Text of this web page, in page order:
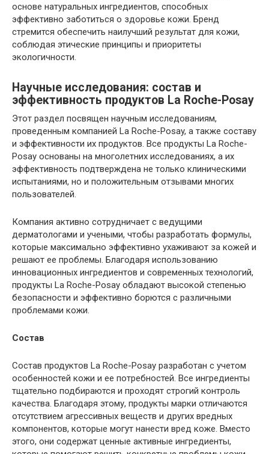
основе натуральных ингредиентов, способных
эффективно заботиться о здоровье кожи. Бренд
стремится обеспечить наилучший результат для кожи,
соблюдая этические принципы и приоритеты
экологичности.
Научные исследования: состав и
эффективность продуктов La Roche-Posay
Этот раздел посвящен научным исследованиям,
проведенным компанией La Roche-Posay, а также составу
и эффективности их продуктов. Все продукты La Roche-
Posay основаны на многолетних исследованиях, а их
эффективность подтверждена не только клиническими
испытаниями, но и положительным отзывами многих
пользователей.
Компания активно сотрудничает с ведущими
дерматологами и учеными, чтобы разработать формулы,
которые максимально эффективно ухаживают за кожей и
решают ее проблемы. Благодаря использованию
инновационных ингредиентов и современных технологий,
продукты La Roche-Posay обладают высокой степенью
безопасности и эффективно борются с различными
проблемами кожи.
Состав
Состав продуктов La Roche-Posay разработан с учетом
особенностей кожи и ее потребностей. Все ингредиенты
тщательно подбираются и проходят строгий контроль
качества. Благодаря этому, продукты марки отличаются
отсутствием агрессивных веществ и других вредных
компонентов, которые могут нанести вред коже. Вместо
этого, они содержат ценные активные ингредиенты,